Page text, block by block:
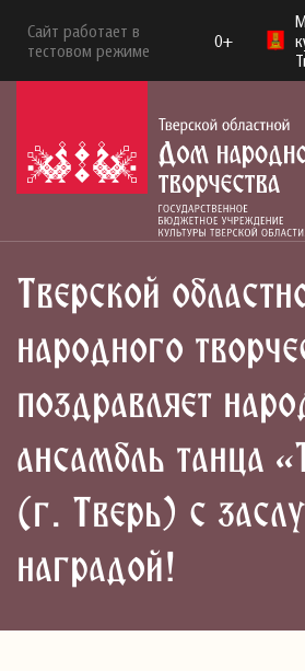
Сайт работает в
тестовом режиме
0+
Тверской
народного
поздравляет
ансамбль танца
(г. Тверь) с
наградой!